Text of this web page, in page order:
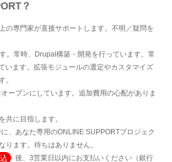
？
の専門家が直接サポートします。不明／疑問を
。常時、Drupal構築・開発を行っています。常
います。拡張モジュールの選定やカスタマイズ
。
オープンにしています。追加費用の心配がありま
共に目指します。
、あなた専用のONLINE SUPPORTプロジェク
ります。待ちはありません。
後、3営業日以内にお支払いください（銀行